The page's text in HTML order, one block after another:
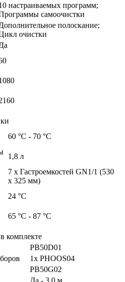
настраиваемых программ;
самоочистки
полоскание;
очистки
60 °C - 70 °C
1,8 л
7 x Гастроемкостей GN1/1 (530
x 325 мм)
24 °C
65 °C - 87 °C
комплекте
PB50D01
1x PHOOS04
PB50G02
Да - 3,0 м